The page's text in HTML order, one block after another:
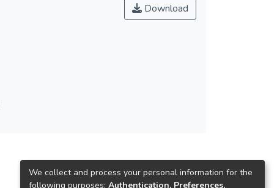
Download
We collect and process your personal information for the
following purposes: Authentication, Preferences,